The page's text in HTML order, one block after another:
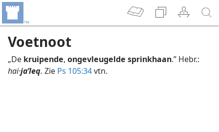
Voetnoot
„De kruipende, ongevleugelde sprinkhaan.” Hebr.:
hai·jaʹleq. Zie Ps 105:34vtn.